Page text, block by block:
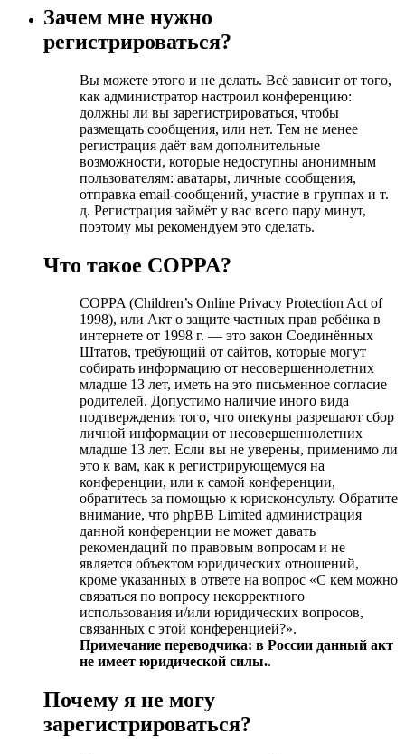
Зачем мне нужно
регистрироваться?
Вы можете этого и не делать. Всё зависит от того,
как администратор настроил конференцию:
должны ли вы зарегистрироваться, чтобы
размещать сообщения, или нет. Тем не менее
регистрация даёт вам дополнительные
возможности, которые недоступны анонимным
пользователям: аватары, личные сообщения,
отправка email-сообщений, участие в группах и т.
д. Регистрация займёт у вас всего пару минут,
поэтому мы рекомендуем это сделать.
Что такое COPPA?
COPPA (Children’s Online Privacy Protection Act of
1998), или Акт о защите частных прав ребёнка в
интернете от 1998 г. — это закон Соединённых
Штатов, требующий от сайтов, которые могут
собирать информацию от несовершеннолетних
младше 13 лет, иметь на это письменное согласие
родителей. Допустимо наличие иного вида
подтверждения того, что опекуны разрешают сбор
личной информации от несовершеннолетних
младше 13 лет. Если вы не уверены, применимо ли
это к вам, как к регистрирующемуся на
конференции, или к самой конференции,
обратитесь за помощью к юрисконсульту. Обратите
внимание, что phpBB Limited администрация
данной конференции не может давать
рекомендаций по правовым вопросам и не
является объектом юридических отношений,
кроме указанных в ответе на вопрос «С кем можно
связаться по вопросу некорректного
использования и/или юридических вопросов,
связанных с этой конференцией?».
Примечание переводчика: в России данный акт
не имеет юридической силы..
Почему я не могу
зарегистрироваться?